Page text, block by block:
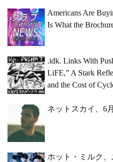
Americans Are
Is What the
.idk. Links With
LiFE,” A Stark
and the Cost of
ネットスカイ、6
ホット・ミルク、